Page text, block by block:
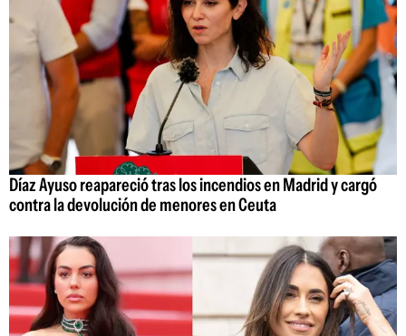
Díaz Ayuso reapareció tras los incendios en Madrid y cargó
contra la devolución de menores en Ceuta